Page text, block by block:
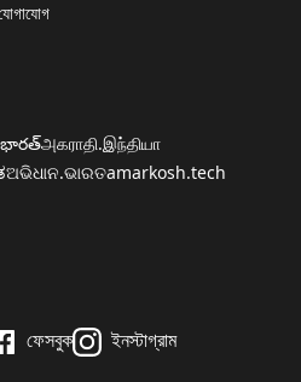
அகராதி.இந்தியா
ଅଭିଧାନ.ଭାରତamarkosh.tech
ফেসবুক ইনস্টাগ্রাম